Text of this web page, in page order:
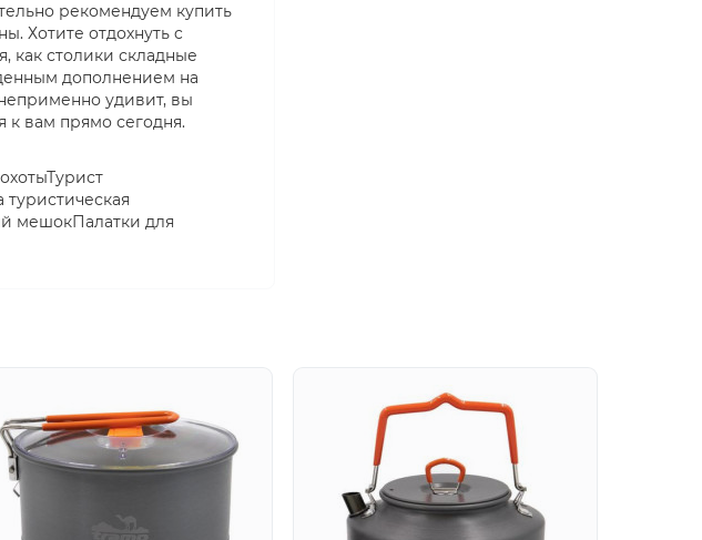
рекомендуем купить
Хотите отдохнуть c
как столики складные
дополнением на
удивит, вы
к вам прямо сегодня.
мешокПалатки для